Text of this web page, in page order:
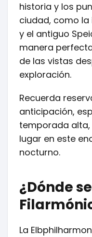
historia y los
ciudad, como la
y el antiguo
manera
de las vistas
exploración.
Recuerda
anticipación,
temporada
lugar en este
nocturno.
¿Dónde
La